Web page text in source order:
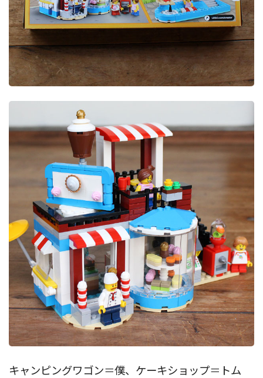
キャンピングワゴン＝僕、ケーキショップ＝トム